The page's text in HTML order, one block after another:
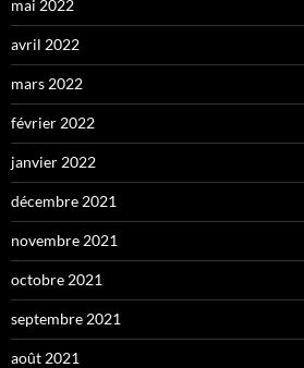
mai 2022
avril 2022
mars 2022
février 2022
janvier 2022
décembre 2021
novembre 2021
octobre 2021
septembre 2021
août 2021